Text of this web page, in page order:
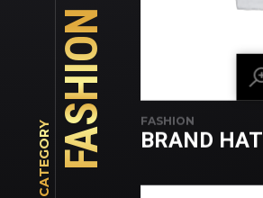
CATEGORY FASHION FASHION
BRAND HAT